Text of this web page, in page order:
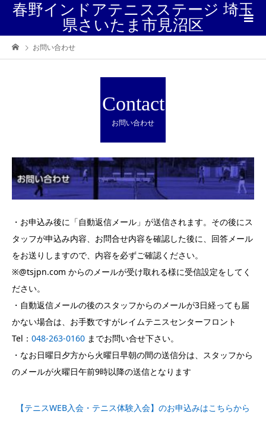
春野インドアテニスステージ 埼玉
県さいたま市見沼区
お問い合わせ
Contact
お問い合わせ
・お申込み後に「自動返信メール」が送信されます。その後にス
タッフが申込み内容、お問合せ内容を確認した後に、回答メール
をお送りしますので、内容を必ずご確認ください。
※@tsjpn.com からのメールが受け取れる様に受信設定をしてく
ださい。
・自動返信メールの後のスタッフからのメールが3日経っても届
かない場合は、お手数ですがレイムテニスセンターフロント
Tel： 048-263-0160 までお問い合せ下さい。
・なお日曜日夕方から火曜日早朝の間の送信分は、スタッフから
のメールが火曜日午前9時以降の送信となります
【テニスWEB入会・テニス体験入会】のお申込みはこちらから